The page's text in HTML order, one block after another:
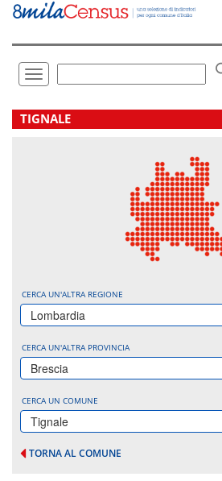
Vai
direttamente
Toggle
navigation
.
TIGNALE
CERCA UN'ALTRA REGIONE
Lombardia
CERCA UN'ALTRA PROVINCIA
Brescia
CERCA UN COMUNE
Tignale
TORNA AL COMUNE